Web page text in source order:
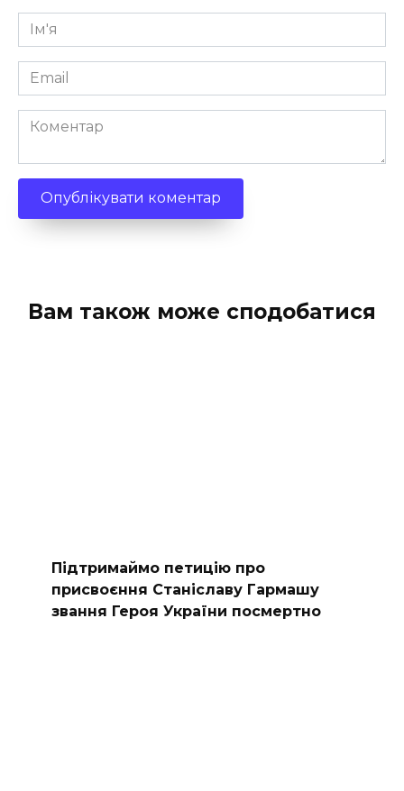
Ім'я
*
Email
*
Коментар
Вам також може сподобатися
Підтримаймо петицію про
присвоєння Станіславу Гармашу
звання Героя України посмертно